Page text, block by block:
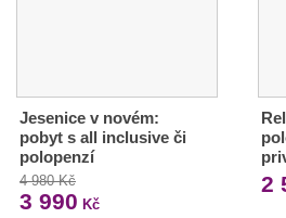
Jesenice v novém:
pobyt s all inclusive či
polopenzí
4 980 Kč
3 990 Kč
2